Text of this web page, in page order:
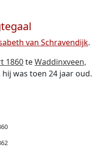
van Schravendijk.
1860teWaddinxveen,
hij was toen 24 jaar oud.